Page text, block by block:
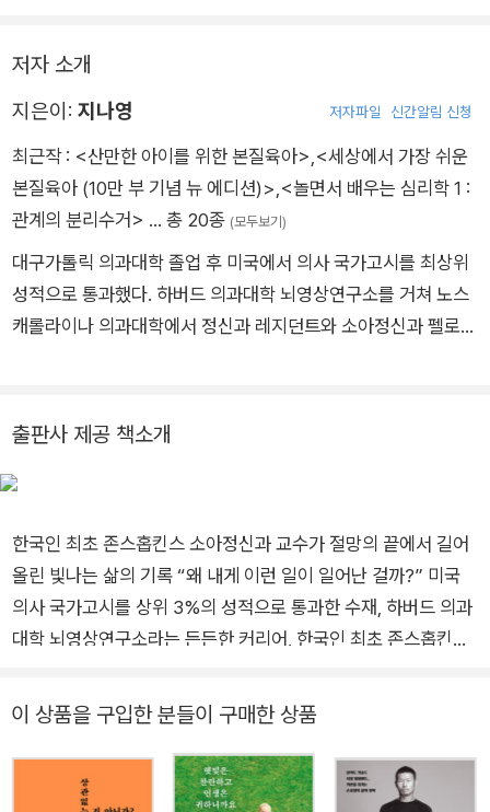
저자 소개
지은이: 지나영 저자파일 신간알림 신청
최근작 : <산만한 아이를 위한 본질육아> <세상에서 가장 쉬운
본질육아 (10만 부 기념 뉴 에디션)> <놀면서 배우는 심리학 1 :
관계의 분리수거> … 총 20종 (모두보기)
대구가톨릭 의과대학 졸업 후 미국에서 의사 국가고시를 최상위
성적으로 통과했다. 하버드 의과대학 뇌영상연구소를 거쳐 노스
캐롤라이나 의과대학에서 정신과 레지던트와 소아정신과 펠로우
다. 현재, 지마음연구소 소장으로 한국 사회의 정신건강 증진에
라이즈투게더 캠페인을 이끌고 있다. 『산만한 아이를 위한 본질
동 특성을 바르게 이해하도록 돕는다. 부모가 매일 부딪히는 숙
제, 정리, 충동 조절 같은 현실적 어려움에 과학적 근거와 즉시 적
용할 수 있는 전략을 제시하고, 아이의 자존감을 지켜주는 언어와
부모의 마음 관리까지 함께 다룬다. 이 책은 단순한 이론서가 아
모에게 “오늘부터 당장 실천할 수 있는 확실한 해답”을 제공한
그 blog.naver.com/jinayoung2020 네이버 카페 cafe.naver.
출판사 제공 책소개
한국인 최초 존스홉킨스 소아정신과 교수가 절망의 끝에서 길어
올린 빛나는 삶의 기록 “왜 내게 이런 일이 일어난 걸까?” 미국
의사 국가고시를 상위 3%의 성적으로 통과한 수재, 하버드 의과
대학 뇌영상연구소라는 든든한 커리어, 한국인 최초 존스홉킨스
수식하는 말들은 화려했다. 말도 통하지 않는 낯선 미국 땅에서
수 있었다. 그때까지만 해도 그녀의 인생은 순풍을 탄 배처럼 마
음먹은 대로 흘러갈 줄만 알았다. 바로 그 일이 일어나기 직전까
이 상품을 구입한 분들이 구매한 상품